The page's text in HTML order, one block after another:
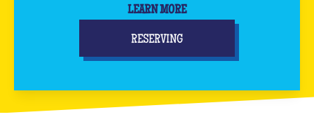
LEARN MORE
RESERVING